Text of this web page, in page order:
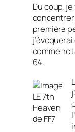
Du coup,
concentrer
première
comme
64.
LE 7th
Heaven
de FF7